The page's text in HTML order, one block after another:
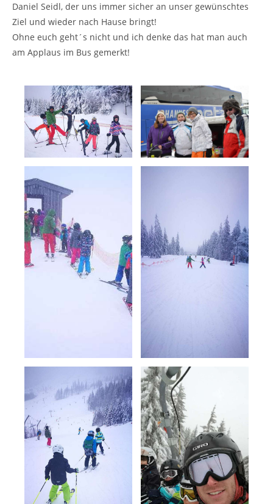
Daniel Seidl, der uns immer sicher an unser gewünschtes
Ziel und wieder nach Hause bringt!
Ohne euch geht´s nicht und ich denke das hat man auch
am Applaus im Bus gemerkt!